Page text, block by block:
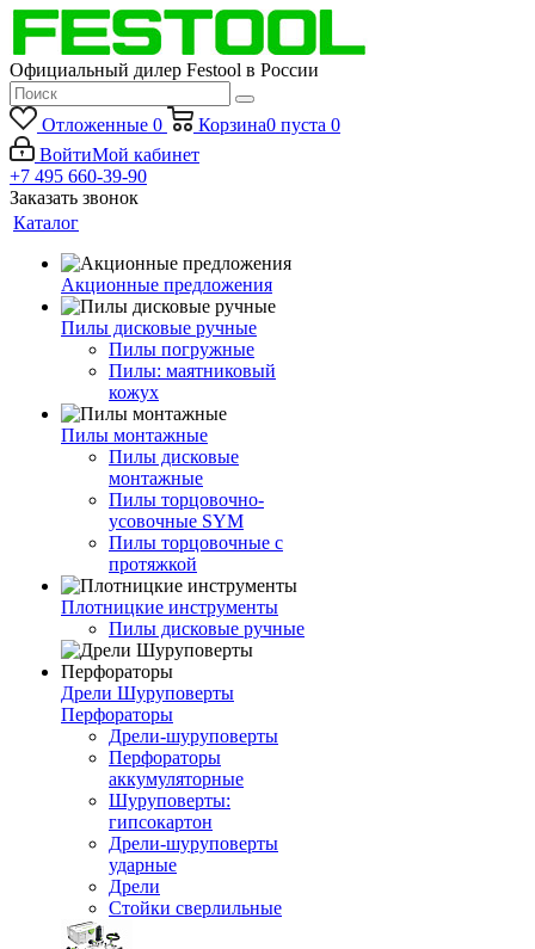
Официальный дилер Festool в России
Отложенные 0 Корзина0 пуста 0
ВойтиМой кабинет
+7 495 660-39-90
Заказать звонок
Каталог
Акционные предложения
Пилы дисковые ручные
Пилы погружные
Пилы: маятниковый
кожух
Пилы монтажные
Пилы дисковые
монтажные
Пилы торцовочно-
усовочные SYM
Пилы торцовочные с
протяжкой
Плотницкие инструменты
Пилы дисковые ручные
Дрели Шуруповерты
Перфораторы
Дрели-шуруповерты
Перфораторы
аккумуляторные
Шуруповерты:
гипсокартон
Дрели-шуруповерты
ударные
Дрели
Стойки сверлильные